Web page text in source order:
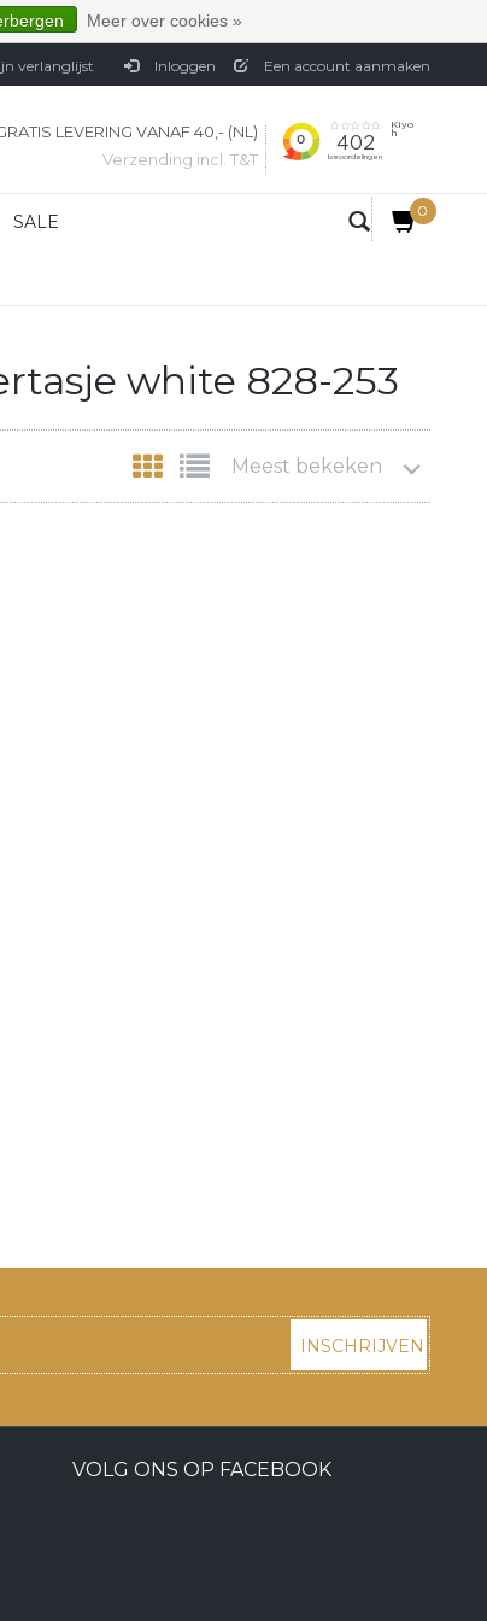
verlanglijst Inloggen Een account aanmaken
LEVERING VANAF 40,- (NL)
Verzending incl. T&T
SALE
0
white 828-253
Meest bekeken
INSCHRIJVEN
VOLG ONS OP FACEBOOK
Meer over cookies »